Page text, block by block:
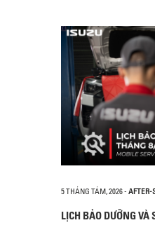
5 THÁNG TÁM, 2026- AFTER-
LỊCH BẢO DƯỠNG VÀ